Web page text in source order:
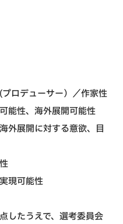
ロデューサー）／作家性
能性、海外展開可能性
外展開に対する意欲、目
現可能性
したうえで、選考委員会